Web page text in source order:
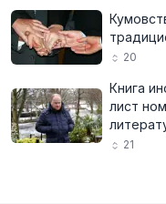
20
Книга
лист
21